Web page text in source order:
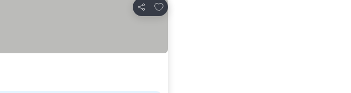
Compartir
Agregar a favoritos